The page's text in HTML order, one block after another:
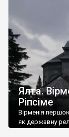
називаються
виробляє
легке біле і
Ялта.
Ріпсіме
Вірменія
як державну